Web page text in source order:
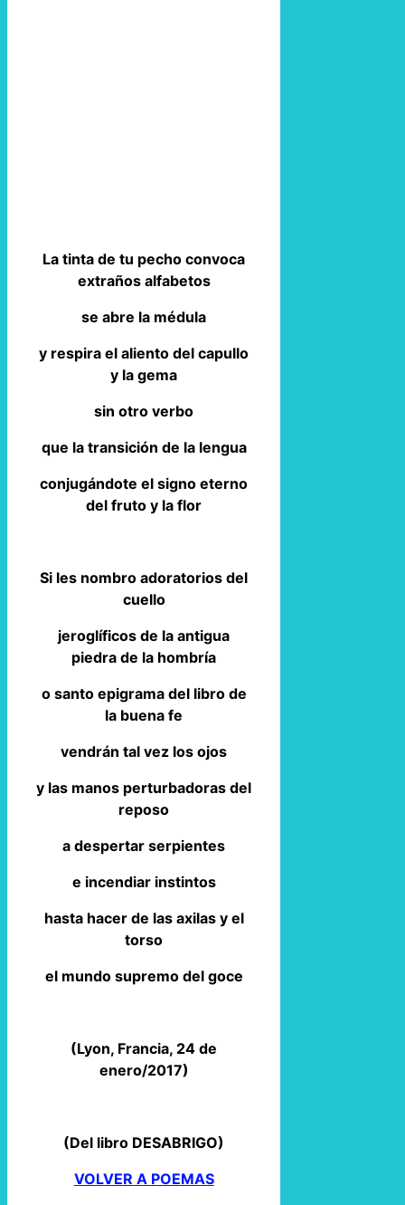
La tinta de tu pecho convoca
extraños alfabetos
se abre la médula
y respira el aliento del capullo
y la gema
sin otro verbo
que la transición de la lengua
conjugándote el signo eterno
del fruto y la flor
Si les nombro adoratorios del
cuello
jeroglíficos de la antigua
piedra de la hombría
o santo epigrama del libro de
la buena fe
vendrán tal vez los ojos
y las manos perturbadoras del
reposo
a despertar serpientes
e incendiar instintos
hasta hacer de las axilas y el
torso
el mundo supremo del goce
(Lyon, Francia, 24 de
enero/2017)
(Del libro DESABRIGO)
VOLVER A POEMAS